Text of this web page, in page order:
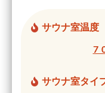
サウナ室温度
サウナ室タイ